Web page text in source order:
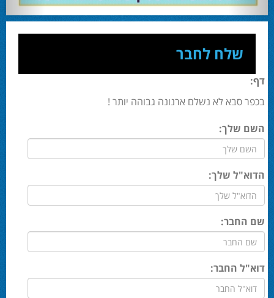
שלח לחבר
דף:
בכפר סבא לא נשלם ארנונה גבוהה יותר !
השם שלך:
הדוא"ל שלך:
שם החבר:
דוא"ל החבר: